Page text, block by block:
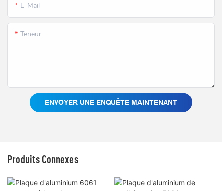
E-Mail
Teneur
ENVOYER UNE ENQUÊTE MAINTENANT
Produits Connexes